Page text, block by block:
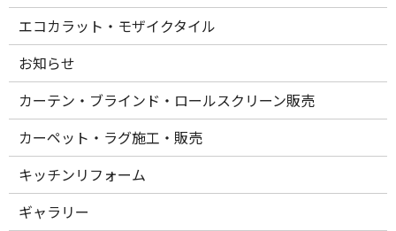
エコカラット・モザイクタイル
お知らせ
カーテン・ブラインド・ロールスクリーン販売
カーペット・ラグ施工・販売
キッチンリフォーム
ギャラリー